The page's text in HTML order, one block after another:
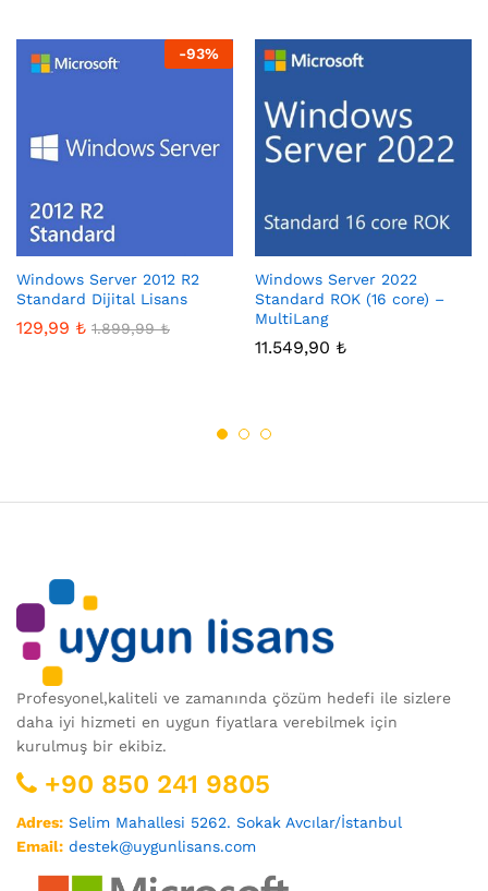
-93%
Windows Server 2012 R2
Standard Dijital Lisans
129,99 ₺ 1.899,99₺
Windows Server 2022
Standard ROK (16 core) –
MultiLang
11.549,90 ₺
Profesyonel,kaliteli ve zamanında çözüm hedefi ile sizlere
daha iyi hizmeti en uygun fiyatlara verebilmek için
kurulmuş bir ekibiz.
+90 850 241 9805
Adres: Selim Mahallesi 5262. Sokak Avcılar/İstanbul
Email: destek@uygunlisans.com